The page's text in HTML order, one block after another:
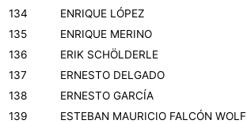
134
ENRIQUE LÓPEZ
135
ENRIQUE MERINO
136
ERIK SCHÖLDERLE
137
ERNESTO DELGADO
138
ERNESTO GARCÍA
139
ESTEBAN MAURICIO FALCÓN WOLF